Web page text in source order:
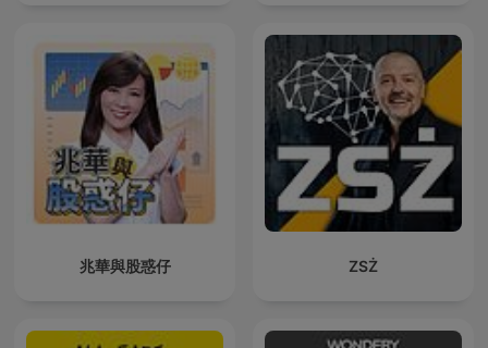
兆華與股惑仔 ZSŻ